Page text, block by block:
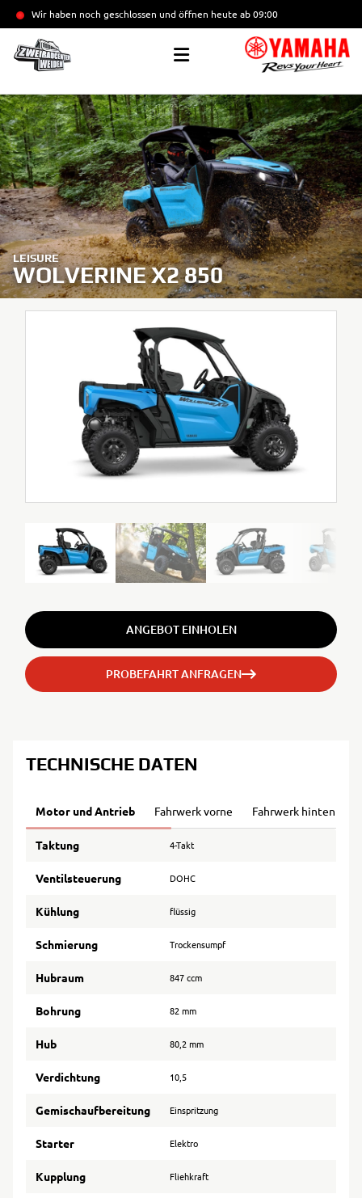
Wir haben noch geschlossen und öffnen heute ab 09:00
LEISURE
WOLVERINE X2 850
ANGEBOT EINHOLEN
PROBEFAHRT ANFRAGEN
TECHNISCHE DATEN
Motor und Antrieb Fahrwerk vorne Fahrwerk hinten
Taktung 4-Takt
Ventilsteuerung DOHC
Kühlung flüssig
Schmierung Trockensumpf
Hubraum 847 ccm
Bohrung 82 mm
Hub 80,2 mm
Verdichtung 10,5
Gemischaufbereitung Einspritzung
Starter Elektro
Kupplung Fliehkraft